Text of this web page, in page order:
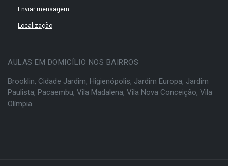
Enviar mensagem
Localização
AULAS EM DOMICÍLIO NOS BAIRROS
Brooklin, Cidade Jardim, Higienópolis, Jardim Europa, Jardim
Paulista, Pacaembu, Vila Madalena, Vila Nova Conceição, Vila
Olímpia.